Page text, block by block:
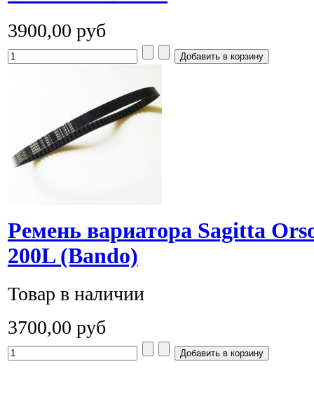
3900,00 руб
Ремень вариатора Sagitta
200L (Bando)
Товар в наличии
3700,00 руб